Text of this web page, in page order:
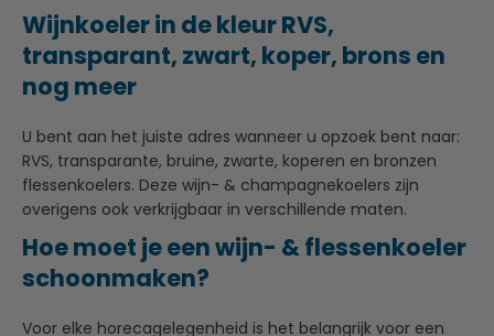
Wijnkoeler in de kleur RVS,
transparant, zwart, koper, brons en
nog meer
U bent aan het juiste adres wanneer u opzoek bent naar:
RVS, transparante, bruine, zwarte, koperen en bronzen
flessenkoelers. Deze wijn- & champagnekoelers zijn
overigens ook verkrijgbaar in verschillende maten.
Hoe moet je een wijn- & flessenkoeler
schoonmaken?
Voor elke horecagelegenheid is het belangrijk voor een